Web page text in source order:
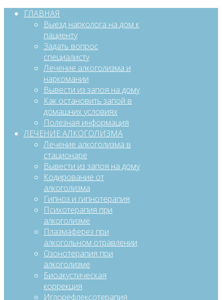
ГЛАВНАЯ
Выезд нарколога на дом к
пациенту
Задать вопрос
специалисту
Лечение алкоголизма и
наркомании
Вывести из запоя на дому
Как остановить запой в
домашних условиях
Полезная информация
ЛЕЧЕНИЕ АЛКОГОЛИЗМА
Лечение алкоголизма в
стационаре
Вывести из запоя на дому
Кодирование от
алкоголизма
Гипноз и гипнотерапия
Психотерапия при
алкоголизме
Плазмаферез при
алкогольном отравлении
Озонотерапия при
алкоголизме
Биоакустическая
коррекция
Иглорефлексотерапия